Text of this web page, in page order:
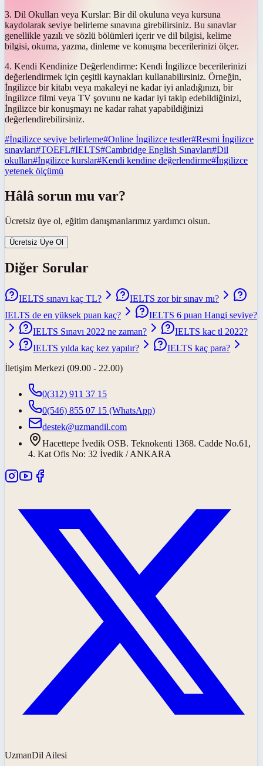
3. Dil Okulları veya Kurslar: Bir dil okuluna veya kursuna
kaydolarak seviye belirleme sınavına girebilirsiniz. Bu sınavlar
genellikle yazılı ve sözlü bölümleri içerir ve dil bilgisi, kelime
bilgisi, okuma, yazma, dinleme ve konuşma becerilerinizi ölçer.
4. Kendi Kendinize Değerlendirme: Kendi İngilizce becerilerinizi
değerlendirmek için çeşitli kaynakları kullanabilirsiniz. Örneğin,
İngilizce bir kitabı veya makaleyi ne kadar iyi anladığınızı, bir
İngilizce filmi veya TV şovunu ne kadar iyi takip edebildiğinizi,
İngilizce bir konuşmayı ne kadar rahat yapabildiğinizi
değerlendirebilirsiniz.
#İngilizce seviye belirleme#Online İngilizce testler#Resmi İngilizce
sınavları#TOEFL#IELTS#Cambridge English Sınavları#Dil
okulları#İngilizce kurslar#Kendi kendine değerlendirme#İngilizce
yetenek ölçümü
Hâlâ sorun mu var?
Ücretsiz üye ol, eğitim danışmanlarımız yardımcı olsun.
Ücretsiz Üye Ol
Diğer Sorular
IELTS sınavı kaç TL?
IELTS zor bir sınav mı?
IELTS de en yüksek puan kaç?
IELTS 6 puan Hangi seviye?
IELTS Sınavı 2022 ne zaman?
IELTS kac tl 2022?
IELTS yılda kaç kez yapılır?
IELTS kaç para?
İletişim Merkezi (09.00 - 22.00)
0(312) 911 37 15
0(546) 855 07 15 (WhatsApp)
destek@uzmandil.com
Hacettepe İvedik OSB. Teknokenti 1368. Cadde No.61,
4. Kat Ofis No: 32 İvedik / ANKARA
UzmanDil Ailesi